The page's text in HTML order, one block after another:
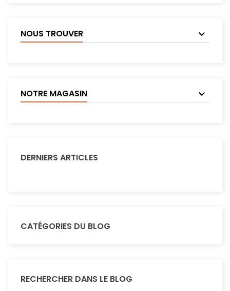
NOUS TROUVER
NOTRE MAGASIN
DERNIERS ARTICLES
CATÉGORIES DU BLOG
RECHERCHER DANS LE BLOG